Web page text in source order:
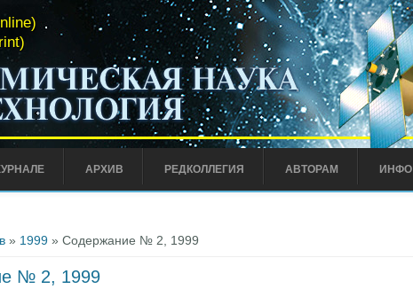
АРХИВ РЕДКОЛЛЕГИЯ АВТОРАМ ИНФО
» 1999» Содержание № 2, 1999
№ 2, 1999